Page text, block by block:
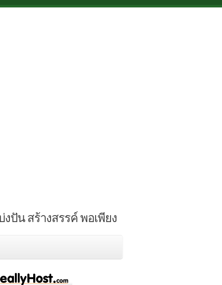
ปัน สร้างสรรค์ พอเพียง